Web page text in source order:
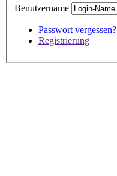
Benutzername
Passwort vergessen?
Registrierung